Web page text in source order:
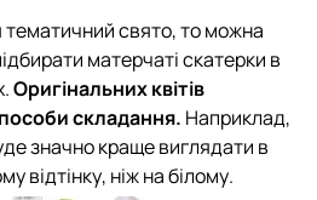
свято, то можна
матерчаті скатерки в
Оригінальних квітів
складання. Наприклад,
значно краще виглядати в
відтінку, ніж на білому.